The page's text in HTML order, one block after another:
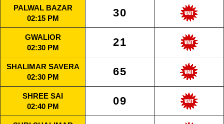
PALWAL BAZAR
02:15 PM
30
GWALIOR
02:30 PM
21
SHALIMAR SAVERA
02:30 PM
65
SHREE SAI
02:40 PM
09